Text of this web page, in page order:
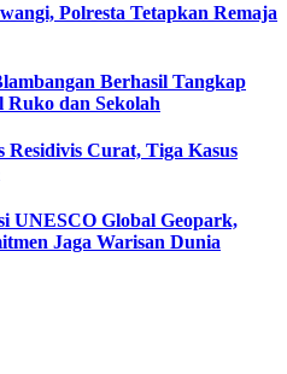
Polresta Tetapkan Remaja
Berhasil Tangkap
Ruko dan Sekolah
Residivis Curat, Tiga Kasus
UNESCO Global Geopark,
Jaga Warisan Dunia